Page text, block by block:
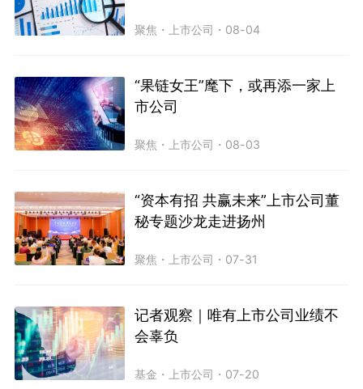
聚焦 ・ 上市公司 ・ 08-04
“果链女王”麾下，或再添一家上
市公司
聚焦 ・ 上市公司 ・ 08-03
“资本有招 共赢未来”上市公司董
秘专题沙龙走进扬州
聚焦 ・ 上市公司 ・ 07-31
记者观察｜唯有上市公司业绩不
会辜负
基金 ・ 上市公司 ・ 07-20